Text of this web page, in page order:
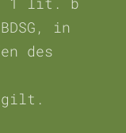
in
des
gilt.